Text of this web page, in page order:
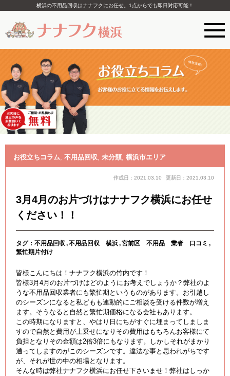
横浜の不用品回収はナナフクにお任せ。1点からでも即日対応可能！
お役立ちコラム, 不用品回収, 未分類, 横浜市エリア
作成日：2021.03.10 更新日：2021.03.10
3月4月のお片づけはナナフク横浜にお任せ
ください！！
タグ： 不用品回収 不用品回収 横浜 宮前区 不用品 業者 口コミ
繁忙期片付け
皆様こんにちは！ナナフク横浜の竹内です！
皆様3月4月のお片づけはどのようにお考えでしょうか？弊社のよ
うな不用品回収業者にも繁忙期というものがあります。お引越し
のシーズンになると私どもも連動的にご相談を受ける件数が増え
ます。そうなると自然と繁忙期価格になる会社もあります。
この時期になりますと、やはり日にちがすぐに埋まってしましま
すので自然と費用が上乗せになりその費用はもちろんお客様にて
負担となりその金額は2倍3倍にもなります。しかしそれがまかり
通ってしますのがこのシーズンです。違法な事と思われがちです
が、それが世の中の相場となります。
そんな時は弊社ナナフク横浜にお任せ下さいませ！弊社はしっか